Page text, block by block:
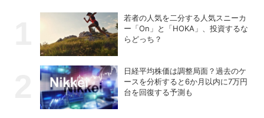
若者の人気を二分する人気スニーカ
ー「On」と「HOKA」、投資するな
らどっち？
日経平均株価は調整局面？過去のケ
ースを分析すると6か月以内に7万円
台を回復する予測も